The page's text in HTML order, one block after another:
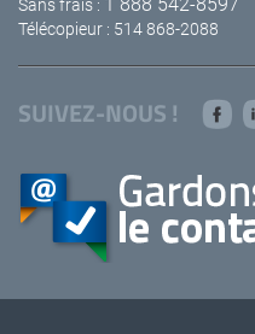
Télécopieur : 514 868-2088
SUIVEZ-NOUS !